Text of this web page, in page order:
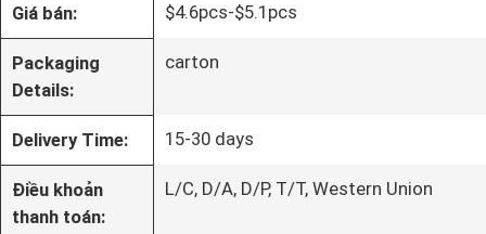
THAM
QUAN
NHÀ
MÁY
Giá bán: $4.6pcs-$5.1pcs
Packaging
Details:
carton
Delivery Time: 15-30 days
Điều khoản
thanh toán:
L/C, D/A, D/P, T/T, Western Union